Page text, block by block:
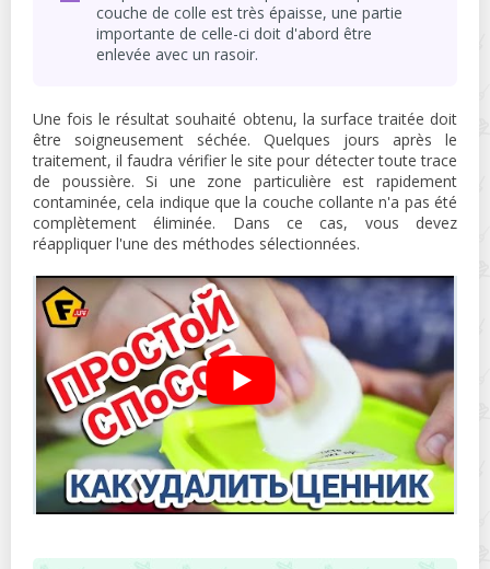
couche de colle est très épaisse, une partie
importante de celle-ci doit d'abord être
enlevée avec un rasoir.
Une fois le résultat souhaité obtenu, la surface traitée doit
être soigneusement séchée. Quelques jours après le
traitement, il faudra vérifier le site pour détecter toute trace
de poussière. Si une zone particulière est rapidement
contaminée, cela indique que la couche collante n'a pas été
complètement éliminée. Dans ce cas, vous devez
réappliquer l'une des méthodes sélectionnées.